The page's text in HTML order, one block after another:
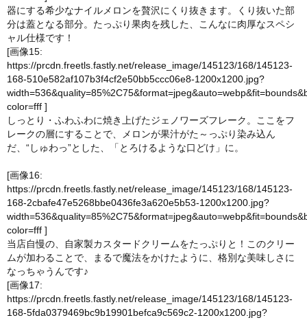
器にする希少なナイルメロンを贅沢にくり抜きます。くり抜いた部
分は蓋となる部分。たっぷり果肉を残した、こんなに肉厚なスペシ
ャル仕様です！
[画像15:
https://prcdn.freetls.fastly.net/release_image/145123/168/145123-
168-510e582af107b3f4cf2e50bb5ccc06e8-1200x1200.jpg?
color=fff ]
しっとり・ふわふわに焼き上げたジェノワーズフレーク。ここをフ
レークの層にすることで、メロンが果汁がた～っぷり染み込ん
だ、“しゅわっ”とした、「とろけるような口どけ」に。
[画像16:
https://prcdn.freetls.fastly.net/release_image/145123/168/145123-
168-2cbafe47e5268bbe0436fe3a620e5b53-1200x1200.jpg?
color=fff ]
当店自慢の、自家製カスタードクリームをたっぷりと！このクリー
ムが加わることで、まるで魔法をかけたように、格別な美味しさに
なっちゃうんです♪
[画像17:
https://prcdn.freetls.fastly.net/release_image/145123/168/145123-
168-5fda0379469bc9b19901befca9c569c2-1200x1200.jpg?